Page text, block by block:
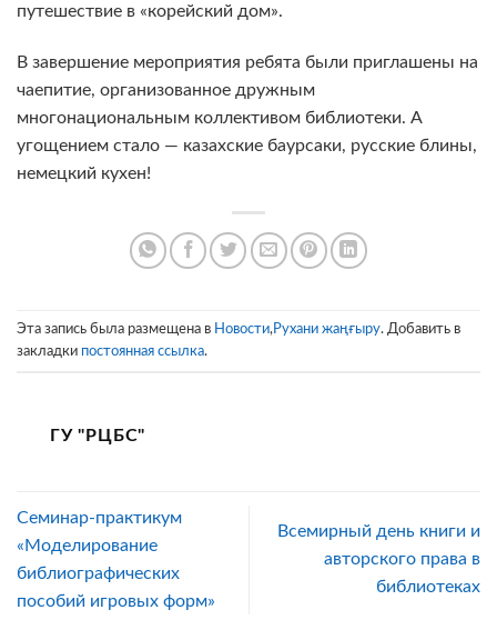
путешествие в «корейский дом».
В завершение мероприятия ребята были приглашены на
чаепитие, организованное дружным
многонациональным коллективом библиотеки. А
угощением стало — казахские баурсаки, русские блины,
немецкий кухен!
Эта запись была размещена в Новости, Рухани жаңғыру. Добавить в
закладки постоянная ссылка.
ГУ "РЦБС"
Семинар-практикум
«Моделирование
библиографических
пособий игровых форм»
Всемирный день книги и
авторского права в
библиотеках